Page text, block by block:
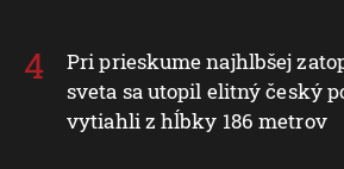
Pri prieskume najhlbšej
sveta sa utopil elitný český
vytiahli z hĺbky 186 metrov